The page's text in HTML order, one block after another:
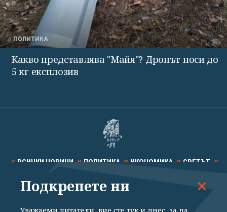
ПОЛИТИКА
Какво представлява "Майя"? Дронът носи до
5 кг експлозив
ВСИЧКИ НОВИНИ ПОЛИТИКА ИКОНОМИКА СВЕТЪТ
СПОРТ КУЛТУРА ТЕХНОЛОГИИ КАЛЕЙДОСКОП
Подкрепете ни